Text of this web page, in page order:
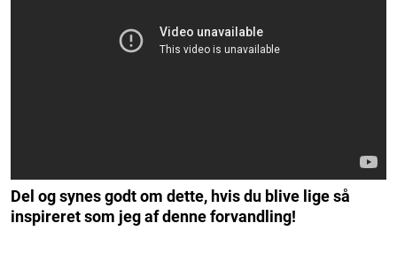
Del og synes godt om dette, hvis du blive lige så
inspireret som jeg af denne forvandling!